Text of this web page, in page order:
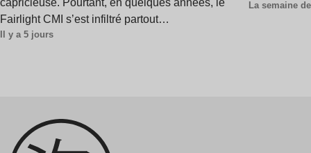
capricieuse. Pourtant, en quelques années, le
Fairlight CMI s’est infiltré partout…
Il y a 5 jours
La semaine